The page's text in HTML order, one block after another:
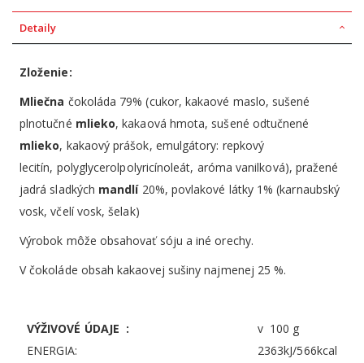
Detaily
Zloženie:
Mliečna čokoláda 79% (cukor, kakaové maslo, sušené
plnotučné mlieko, kakaová hmota, sušené odtučnené
mlieko, kakaový prášok, emulgátory: repkový
lecitín, polyglycerolpolyricínoleát, aróma vanilková), pražené
jadrá sladkých mandlí20%, povlakové látky 1% (karnaubský
vosk, včelí vosk, šelak)
Výrobok môže obsahovať sóju a iné orechy.
V čokoláde obsah kakaovej sušiny najmenej 25 %.
VÝŽIVOVÉ ÚDAJE :
v 100 g
ENERGIA:
2363kJ/566kcal